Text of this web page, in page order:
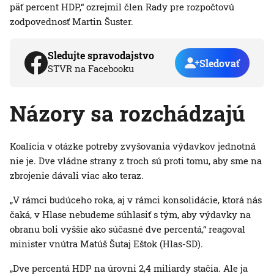
päť percent HDP,“ ozrejmil člen Rady pre rozpočtovú
zodpovednosť Martin Šuster.
Sledujte spravodajstvo
STVR na Facebooku Sledovať
Názory sa rozchádzajú
Koalícia v otázke potreby zvyšovania výdavkov jednotná
nie je. Dve vládne strany z troch sú proti tomu, aby sme na
zbrojenie dávali viac ako teraz.
„V rámci budúceho roka, aj v rámci konsolidácie, ktorá nás
čaká, v Hlase nebudeme súhlasiť s tým, aby výdavky na
obranu boli vyššie ako súčasné dve percentá,“ reagoval
minister vnútra Matúš Šutaj Eštok (Hlas-SD).
„Dve percentá HDP na úrovni 2,4 miliardy stačia. Ale ja